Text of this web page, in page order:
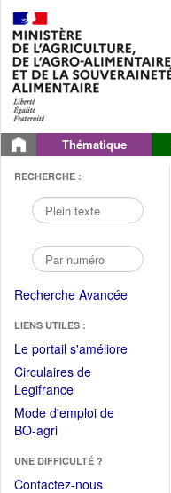
Thématique
RECHERCHE :
Recherche Avancée
LIENS UTILES :
Le portail s'améliore(Fichier
Circulaires de
Legifrance(Ouvrir
dans
une
fenêtre)
Mode d'emploi de
BO-agri(Ouvrir
une
nouvelle
UNE DIFFICULTÉ ?
Contactez-nous